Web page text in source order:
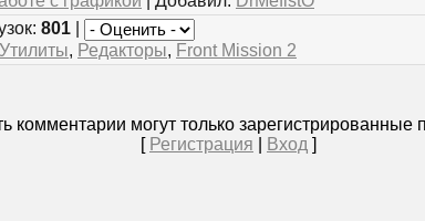
801
Утилиты, Редакторы, Front Mission 2
комментарии могут только зарегистрированные
[ Регистрация Вход ]